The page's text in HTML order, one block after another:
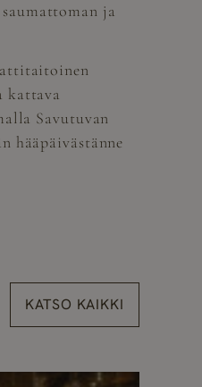
ja
kattava
Savutuvan
hääpäivästänne
KATSO KAIKKI